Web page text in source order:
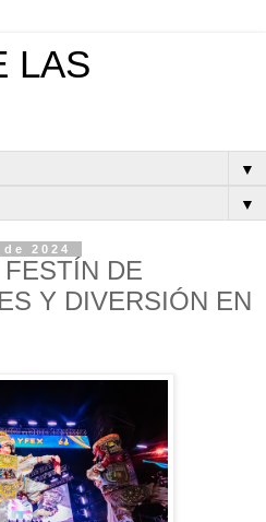
LAS
▼
▼
2024
DE
Y DIVERSIÓN EN